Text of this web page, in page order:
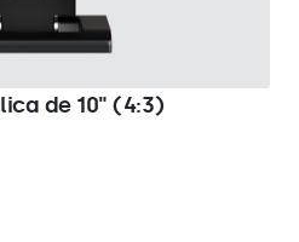
de 10" (4:3)